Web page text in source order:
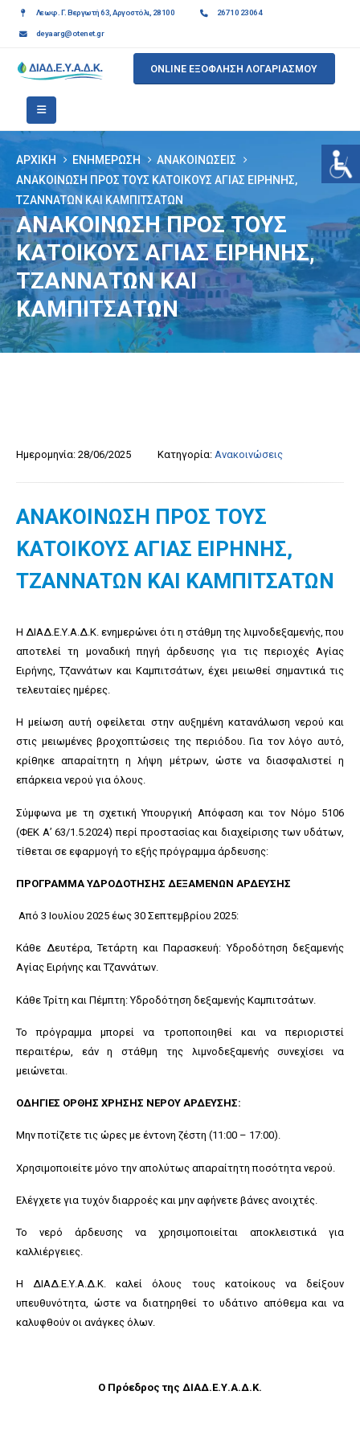
Λεωφ. Γ. Βεργωτή 63, Αργοστόλι, 28100 26710 23064
deyaarg@otenet.gr
ONLINE ΕΞΟΦΛΗΣΗ ΛΟΓΑΡΙΑΣΜΟΥ
ΑΡΧΙΚΉ ΕΝΗΜΈΡΩΣΗ
ΑΝΑΚΟΙΝΏΣΕΙΣ
ΑΝΑΚΟΙΝΩΣΗ ΠΡΟΣ ΤΟΥΣ ΚΑΤΟΙΚΟΥΣ ΑΓΙΑΣ ΕΙΡΗΝΗΣ,
ΤΖΑΝΝΑΤΩΝ ΚΑΙ ΚΑΜΠΙΤΣΑΤΩΝ
ΑΝΑΚΟΙΝΩΣΗ ΠΡΟΣ ΤΟΥΣ
ΚΑΤΟΙΚΟΥΣ ΑΓΙΑΣ ΕΙΡΗΝΗΣ,
ΤΖΑΝΝΑΤΩΝ ΚΑΙ
ΚΑΜΠΙΤΣΑΤΩΝ
Ημερομηνία: 28/06/2025 Κατηγορία: Ανακοινώσεις
ΑΝΑΚΟΙΝΩΣΗ ΠΡΟΣ ΤΟΥΣ
ΚΑΤΟΙΚΟΥΣ ΑΓΙΑΣ ΕΙΡΗΝΗΣ,
ΤΖΑΝΝΑΤΩΝ ΚΑΙ ΚΑΜΠΙΤΣΑΤΩΝ
Η ΔΙΑΔ.Ε.Υ.Α.Δ.Κ. ενημερώνει ότι η στάθμη της λιμνοδεξαμενής, που
αποτελεί τη μοναδική πηγή άρδευσης για τις περιοχές Αγίας
Ειρήνης, Τζαννάτων και Καμπιτσάτων, έχει μειωθεί σημαντικά τις
τελευταίες ημέρες.
Η μείωση αυτή οφείλεται στην αυξημένη κατανάλωση νερού και
στις μειωμένες βροχοπτώσεις της περιόδου. Για τον λόγο αυτό,
κρίθηκε απαραίτητη η λήψη μέτρων, ώστε να διασφαλιστεί η
επάρκεια νερού για όλους.
Σύμφωνα με τη σχετική Υπουργική Απόφαση και τον Νόμο 5106
(ΦΕΚ Α’ 63/1.5.2024) περί προστασίας και διαχείρισης των υδάτων,
τίθεται σε εφαρμογή το εξής πρόγραμμα άρδευσης:
ΠΡΟΓΡΑΜΜΑ ΥΔΡΟΔΟΤΗΣΗΣ ΔΕΞΑΜΕΝΩΝ ΑΡΔΕΥΣΗΣ
Από 3 Ιουλίου 2025 έως 30 Σεπτεμβρίου 2025:
Κάθε Δευτέρα, Τετάρτη και Παρασκευή: Υδροδότηση δεξαμενής
Αγίας Ειρήνης και Τζαννάτων.
Κάθε Τρίτη και Πέμπτη: Υδροδότηση δεξαμενής Καμπιτσάτων.
Το πρόγραμμα μπορεί να τροποποιηθεί και να περιοριστεί
περαιτέρω, εάν η στάθμη της λιμνοδεξαμενής συνεχίσει να
μειώνεται.
ΟΔΗΓΙΕΣ ΟΡΘΗΣ ΧΡΗΣΗΣ ΝΕΡΟΥ ΑΡΔΕΥΣΗΣ:
Μην ποτίζετε τις ώρες με έντονη ζέστη (11:00 – 17:00).
Χρησιμοποιείτε μόνο την απολύτως απαραίτητη ποσότητα νερού.
Ελέγχετε για τυχόν διαρροές και μην αφήνετε βάνες ανοιχτές.
Το νερό άρδευσης να χρησιμοποιείται αποκλειστικά για
καλλιέργειες.
Η ΔΙΑΔ.Ε.Υ.Α.Δ.Κ. καλεί όλους τους κατοίκους να δείξουν
υπευθυνότητα, ώστε να διατηρηθεί το υδάτινο απόθεμα και να
καλυφθούν οι ανάγκες όλων.
Ο Πρόεδρος της ΔΙΑΔ.Ε.Υ.Α.Δ.Κ.